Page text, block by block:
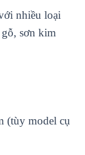
nhiều loại
sơn kim
(tùy model cụ